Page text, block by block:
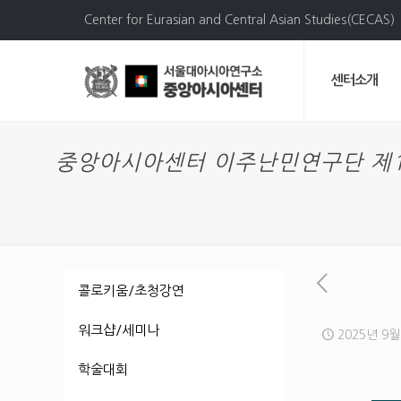
Center for Eurasian and Central Asian Studies(CECAS)
센터소개
중앙아시아센터 이주난민연구단
2025년 9
콜로키움/초청강연
워크샵/세미나
학술대회